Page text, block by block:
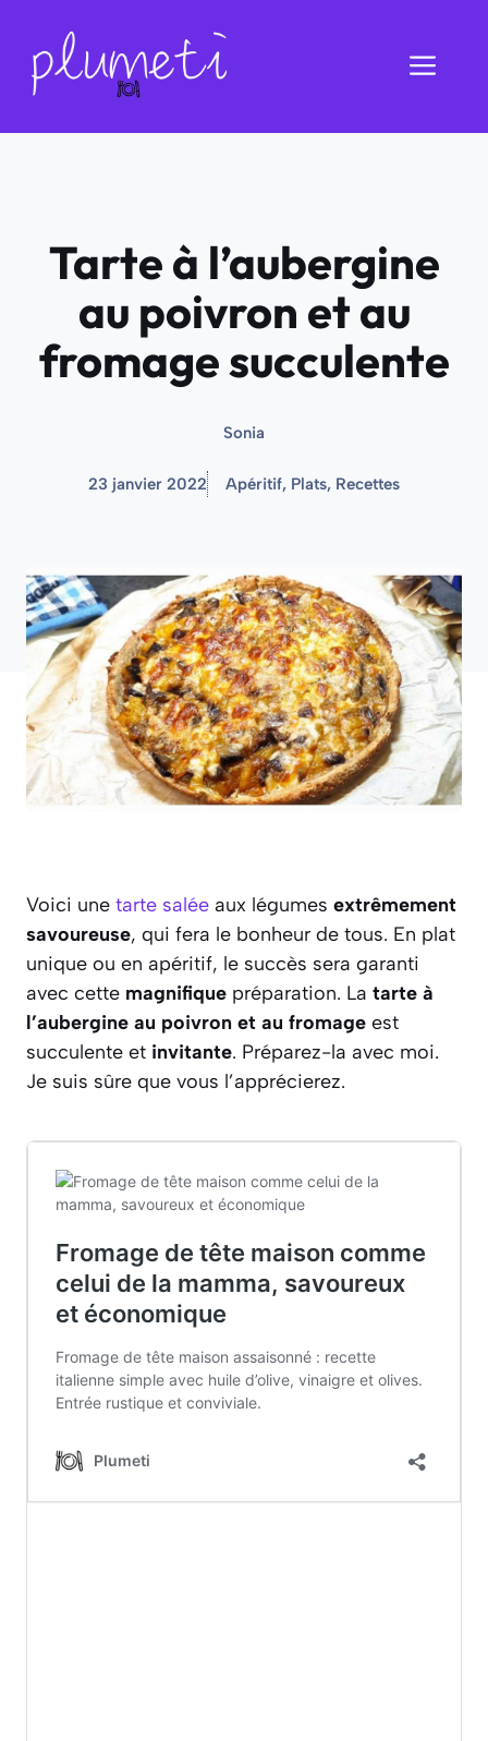
contenu
Tarte à l’aubergine
au poivron et au
fromage succulente
Sonia
23 janvier 2022 Apéritif, Plats, Recettes
Voici une tarte salée aux légumes extrêmement
savoureuse, qui fera le bonheur de tous. En plat
unique ou en apéritif, le succès sera garanti
avec cette magnifique préparation. La tarte à
l’aubergine au poivron et au fromage est
succulente et invitante. Préparez-la avec moi.
Je suis sûre que vous l’apprécierez.